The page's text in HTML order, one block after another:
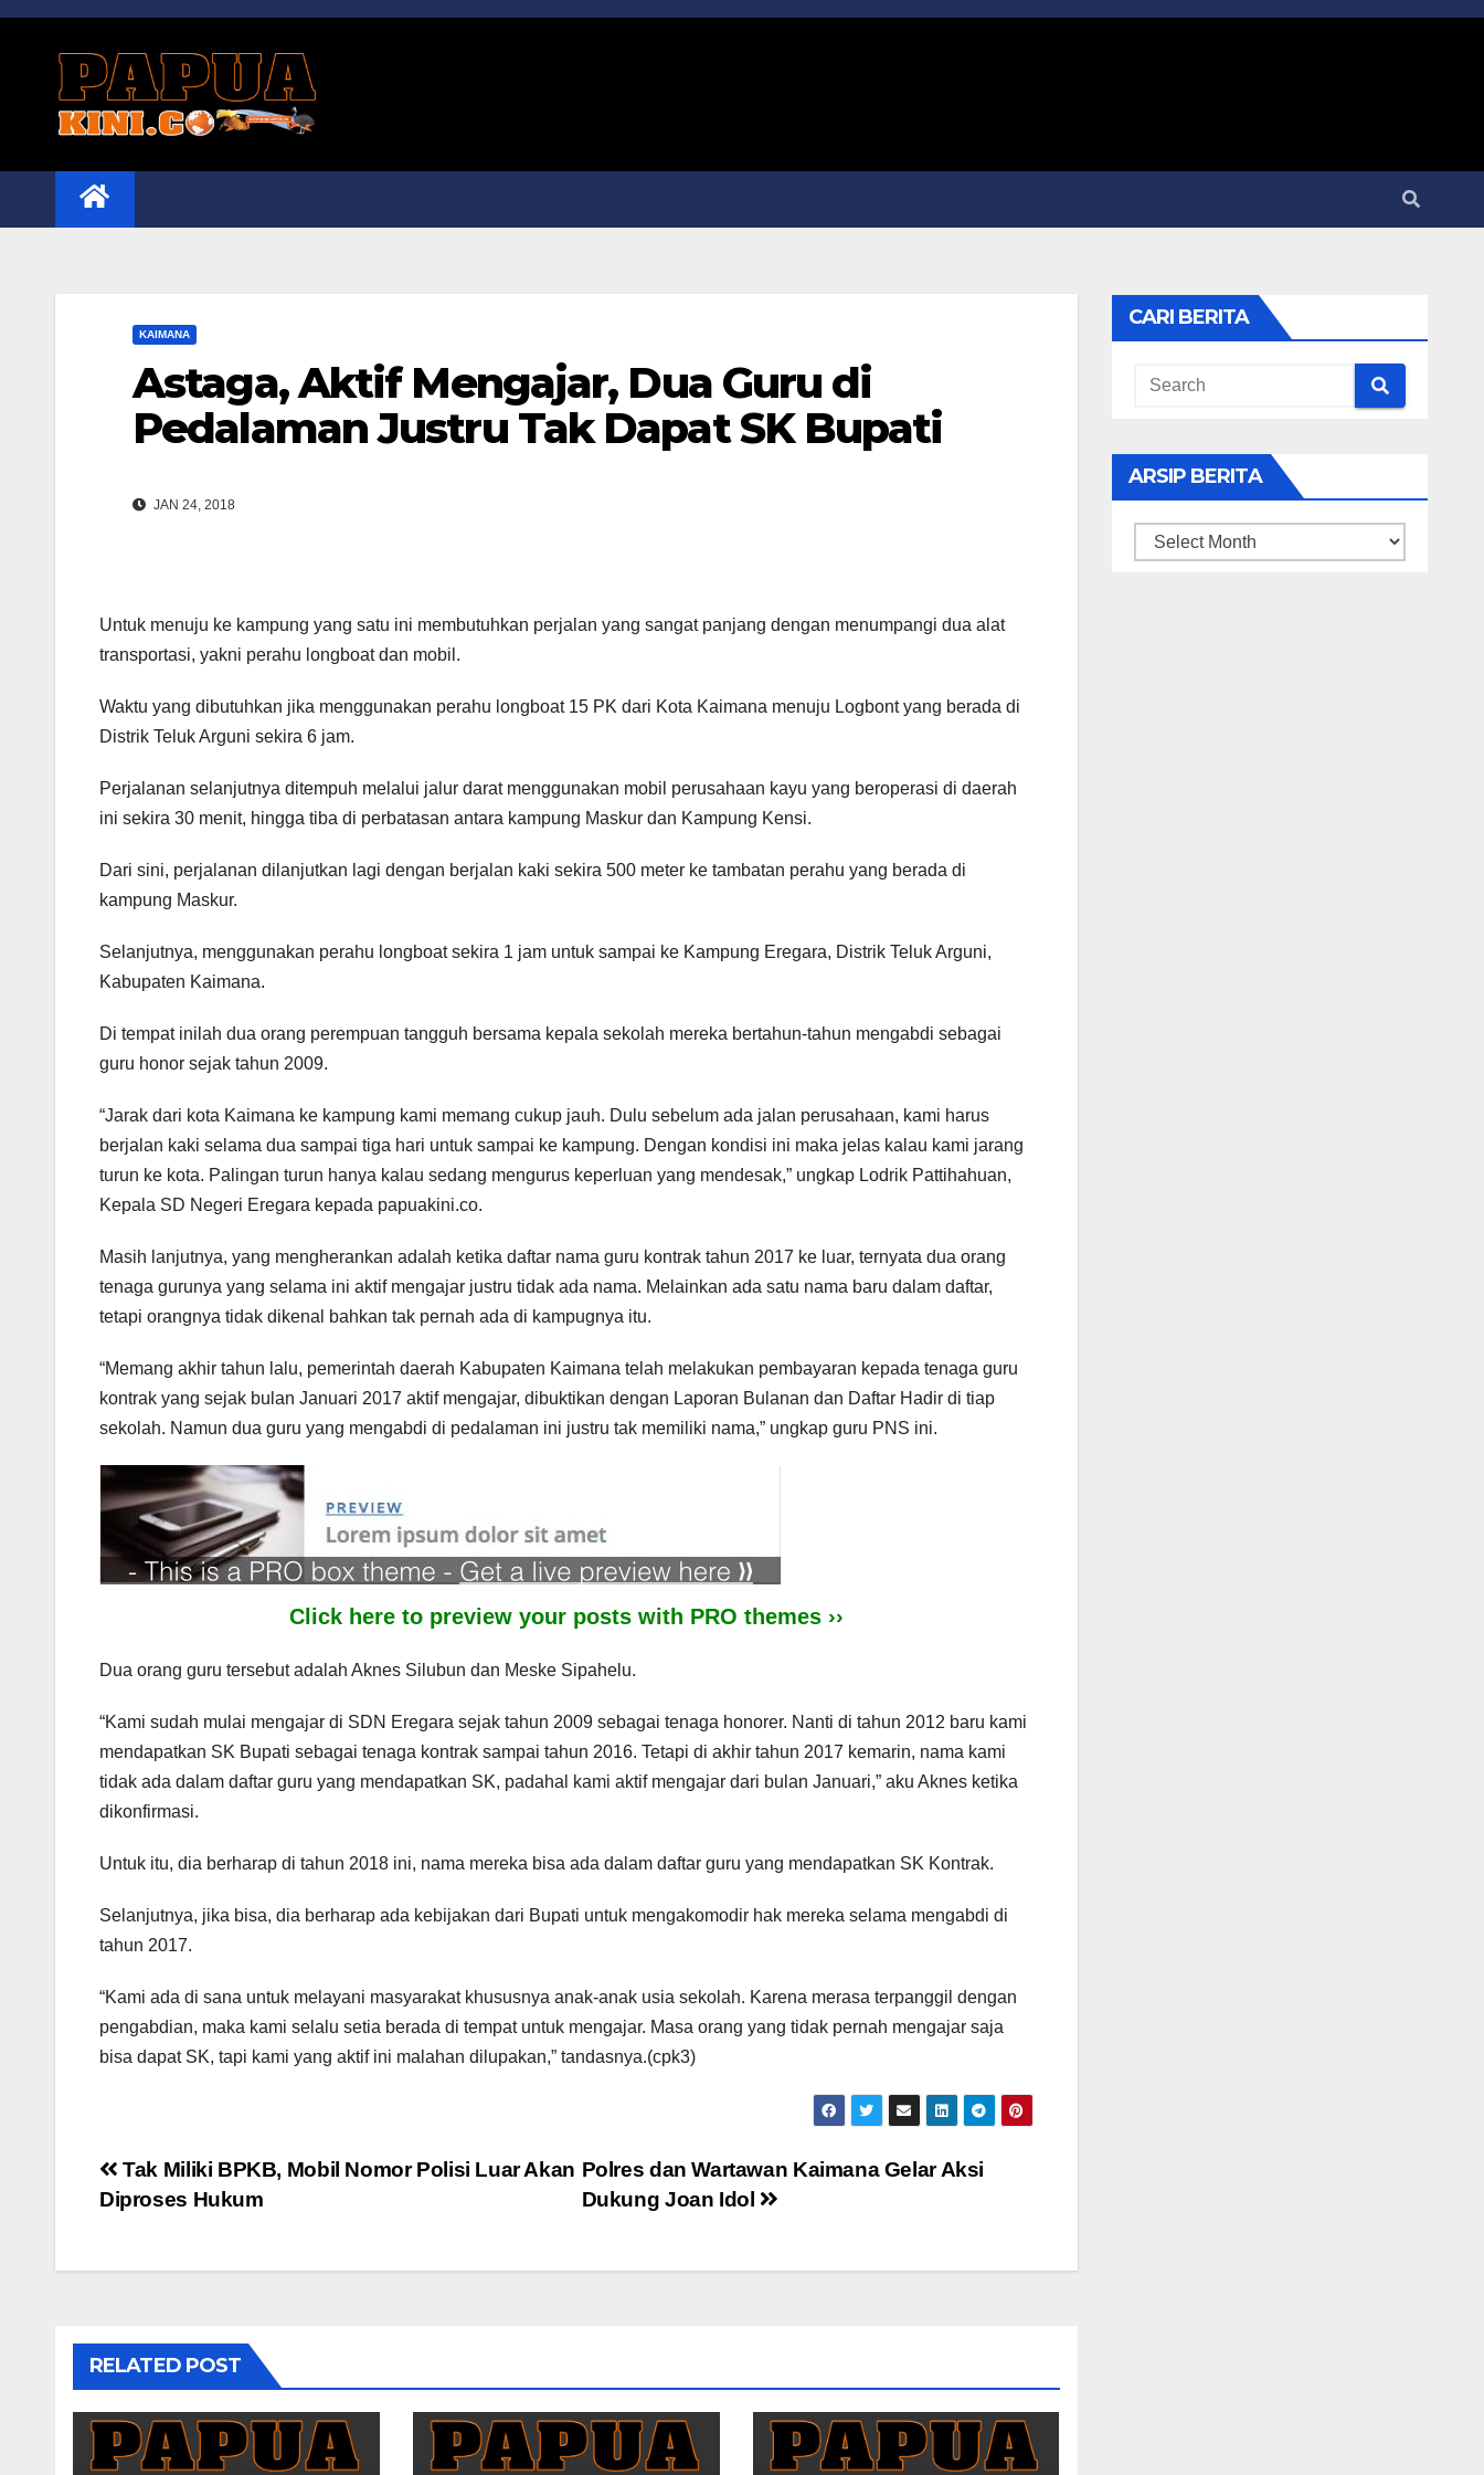
Skip
KAIMANA
Astaga, Aktif Mengajar, Dua Guru di
Pedalaman Justru Tak Dapat SK Bupati
JAN 24, 2018
Untuk menuju ke kampung yang satu ini membutuhkan perjalan yang sangat panjang dengan menumpangi dua alat
transportasi, yakni perahu longboat dan mobil.
Waktu yang dibutuhkan jika menggunakan perahu longboat 15 PK dari Kota Kaimana menuju Logbont yang berada di
Distrik Teluk Arguni sekira 6 jam.
Perjalanan selanjutnya ditempuh melalui jalur darat menggunakan mobil perusahaan kayu yang beroperasi di daerah
ini sekira 30 menit, hingga tiba di perbatasan antara kampung Maskur dan Kampung Kensi.
Dari sini, perjalanan dilanjutkan lagi dengan berjalan kaki sekira 500 meter ke tambatan perahu yang berada di
kampung Maskur.
Selanjutnya, menggunakan perahu longboat sekira 1 jam untuk sampai ke Kampung Eregara, Distrik Teluk Arguni,
Kabupaten Kaimana.
Di tempat inilah dua orang perempuan tangguh bersama kepala sekolah mereka bertahun-tahun mengabdi sebagai
guru honor sejak tahun 2009.
“Jarak dari kota Kaimana ke kampung kami memang cukup jauh. Dulu sebelum ada jalan perusahaan, kami harus
berjalan kaki selama dua sampai tiga hari untuk sampai ke kampung. Dengan kondisi ini maka jelas kalau kami jarang
turun ke kota. Palingan turun hanya kalau sedang mengurus keperluan yang mendesak,” ungkap Lodrik Pattihahuan,
Kepala SD Negeri Eregara kepada papuakini.co.
Masih lanjutnya, yang mengherankan adalah ketika daftar nama guru kontrak tahun 2017 ke luar, ternyata dua orang
tenaga gurunya yang selama ini aktif mengajar justru tidak ada nama. Melainkan ada satu nama baru dalam daftar,
tetapi orangnya tidak dikenal bahkan tak pernah ada di kampugnya itu.
“Memang akhir tahun lalu, pemerintah daerah Kabupaten Kaimana telah melakukan pembayaran kepada tenaga guru
kontrak yang sejak bulan Januari 2017 aktif mengajar, dibuktikan dengan Laporan Bulanan dan Daftar Hadir di tiap
sekolah. Namun dua guru yang mengabdi di pedalaman ini justru tak memiliki nama,” ungkap guru PNS ini.
Click here to preview your posts with PRO themes ››
Dua orang guru tersebut adalah Aknes Silubun dan Meske Sipahelu.
“Kami sudah mulai mengajar di SDN Eregara sejak tahun 2009 sebagai tenaga honorer. Nanti di tahun 2012 baru kami
mendapatkan SK Bupati sebagai tenaga kontrak sampai tahun 2016. Tetapi di akhir tahun 2017 kemarin, nama kami
tidak ada dalam daftar guru yang mendapatkan SK, padahal kami aktif mengajar dari bulan Januari,” aku Aknes ketika
dikonfirmasi.
Untuk itu, dia berharap di tahun 2018 ini, nama mereka bisa ada dalam daftar guru yang mendapatkan SK Kontrak.
Selanjutnya, jika bisa, dia berharap ada kebijakan dari Bupati untuk mengakomodir hak mereka selama mengabdi di
tahun 2017.
“Kami ada di sana untuk melayani masyarakat khususnya anak-anak usia sekolah. Karena merasa terpanggil dengan
pengabdian, maka kami selalu setia berada di tempat untuk mengajar. Masa orang yang tidak pernah mengajar saja
bisa dapat SK, tapi kami yang aktif ini malahan dilupakan,” tandasnya.(cpk3)
Post
navigation
Polres dan Wartawan Kaimana Gelar Aksi
Dukung Joan Idol
Tak Miliki BPKB, Mobil Nomor Polisi Luar Akan
Diproses Hukum
RELATED POST
CARI BERITA
ARSIP BERITA
ARSIP